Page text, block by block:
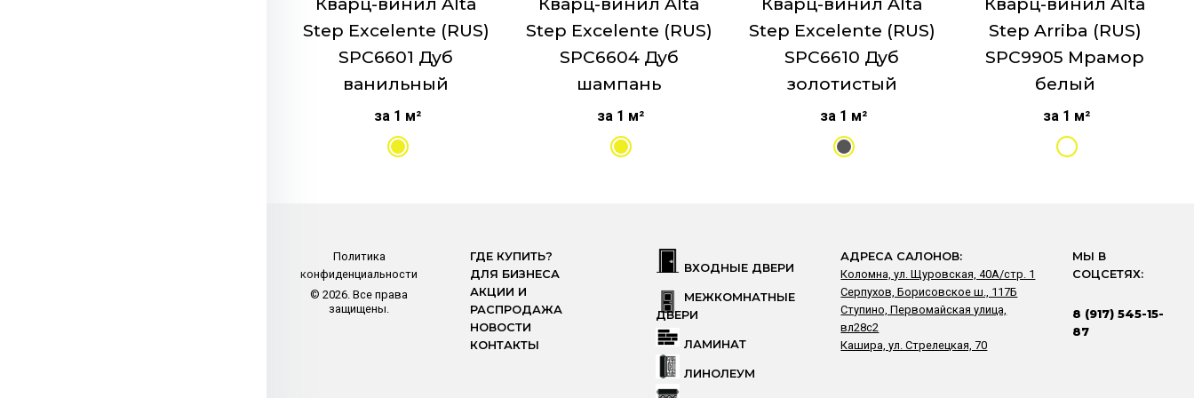
Водостойкий
Класс
Замковая система
Пожарные сертификаты
Срок эксплуатации
Тип товара
Step Excelente (RUS)
SPC6601 Дуб
ванильный
за 1 м²
Step Excelente (RUS)
SPC6604 Дуб
шампань
за 1 м²
Step Excelente (RUS)
SPC6610 Дуб
золотистый
за 1 м²
Step Arriba (RUS)
SPC9905 Мрамор
белый
за 1 м²
Политика
конфиденциальности
© 2026. Все права
защищены.
ГДЕ КУПИТЬ?
ДЛЯ БИЗНЕСА
АКЦИИ И
РАСПРОДАЖА
НОВОСТИ
КОНТАКТЫ
ВХОДНЫЕ ДВЕРИ
МЕЖКОМНАТНЫЕ
ДВЕРИ
ЛАМИНАТ
ЛИНОЛЕУМ
АДРЕСА САЛОНОВ:
Коломна, ул. Щуровская, 40А/стр. 1
Серпухов, Борисовское ш., 117Б
Ступино, Первомайская улица,
вл28с2
Кашира, ул. Стрелецкая, 70
МЫ В
СОЦСЕТЯХ:
8 (917) 545-15-
87